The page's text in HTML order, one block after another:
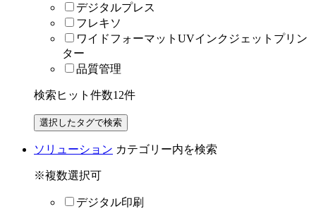
デジタルプレス
フレキソ
ワイドフォーマットUVインクジェットプリン
ター
品質管理
検索ヒット件数12件
ソリューション カテゴリー内を検索
※複数選択可
デジタル印刷